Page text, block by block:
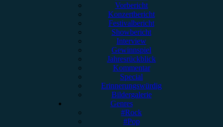
Vorbericht
Konzertbericht
Festivalbericht
Showbericht
Interview
Gewinnspiel
Jahresrückblick
Kommentar
Special
Erinnerungswürdig
Bildergalerie
Genres
#Rock
#Pop